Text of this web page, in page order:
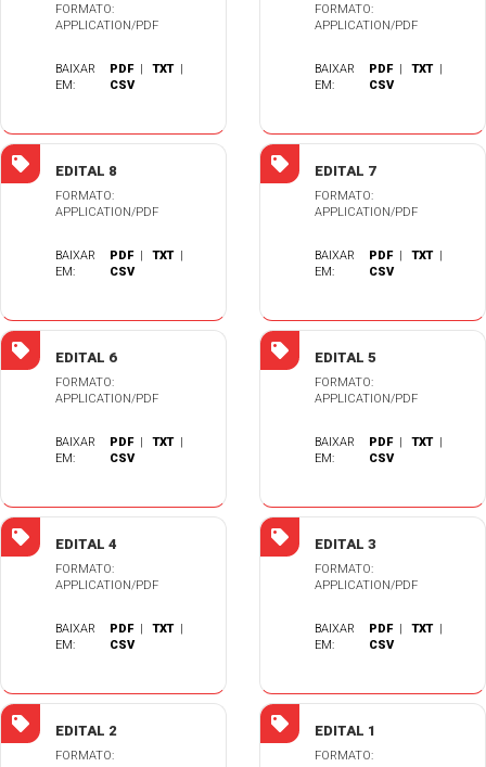
FORMATO:
APPLICATION/PDF
BAIXAR
EM:
PDF |TXT |
CSV
FORMATO:
APPLICATION/PDF
BAIXAR
EM:
PDF |TXT |
CSV
EDITAL 8
FORMATO:
APPLICATION/PDF
BAIXAR
EM:
PDF |TXT |
CSV
EDITAL 7
FORMATO:
APPLICATION/PDF
BAIXAR
EM:
PDF |TXT |
CSV
EDITAL 6
FORMATO:
APPLICATION/PDF
BAIXAR
EM:
PDF |TXT |
CSV
EDITAL 5
FORMATO:
APPLICATION/PDF
BAIXAR
EM:
PDF |TXT |
CSV
EDITAL 4
FORMATO:
APPLICATION/PDF
BAIXAR
EM:
PDF |TXT |
CSV
EDITAL 3
FORMATO:
APPLICATION/PDF
BAIXAR
EM:
PDF |TXT |
CSV
EDITAL 2
FORMATO:
EDITAL 1
FORMATO: